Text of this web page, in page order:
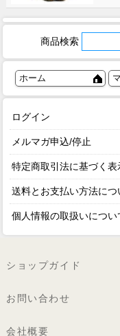
商品検索
ホーム
ログイン
メルマガ申込/停止
特定商取引法に基づく表
送料とお支払い方法につ
個人情報の取扱いについ
ショップガイド
お問い合わせ
会社概要